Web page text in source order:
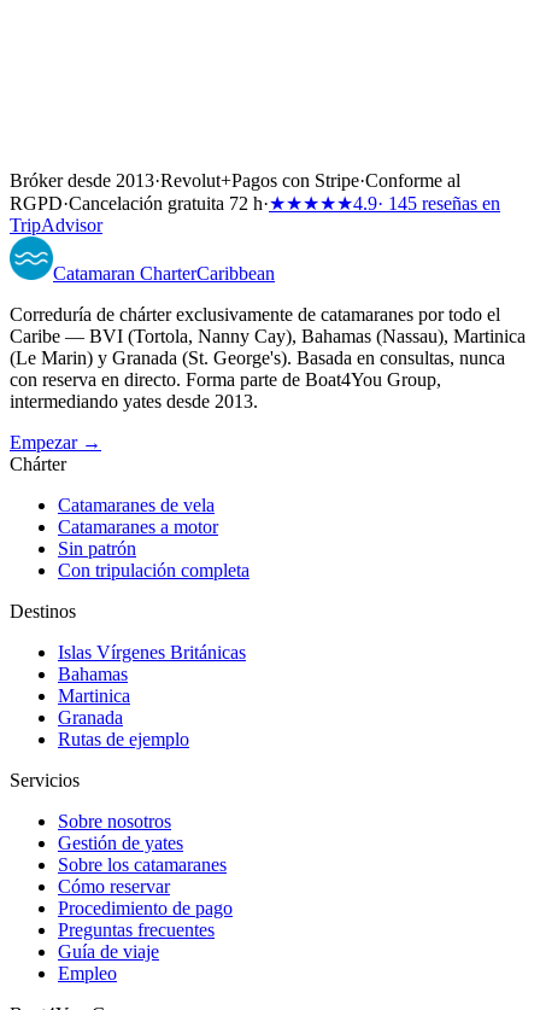
Bróker desde 2013·Revolut+Pagos con Stripe·Conforme al
RGPD·Cancelación gratuita 72 h·★★★★★4.9· 145 reseñas en
TripAdvisor
Catamaran CharterCaribbean
Correduría de chárter exclusivamente de catamaranes por todo el
Caribe — BVI (Tortola, Nanny Cay), Bahamas (Nassau), Martinica
(Le Marin) y Granada (St. George's). Basada en consultas, nunca
con reserva en directo. Forma parte de Boat4You Group,
intermediando yates desde 2013.
Empezar →
Chárter
Catamaranes de vela
Catamaranes a motor
Sin patrón
Con tripulación completa
Destinos
Islas Vírgenes Británicas
Bahamas
Martinica
Granada
Rutas de ejemplo
Servicios
Sobre nosotros
Gestión de yates
Sobre los catamaranes
Cómo reservar
Procedimiento de pago
Preguntas frecuentes
Guía de viaje
Empleo